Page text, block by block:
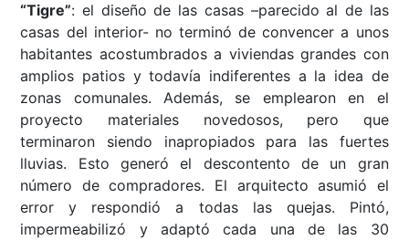
“Tigre”: el diseño de las casas –parecido al de las
casas del interior- no terminó de convencer a unos
habitantes acostumbrados a viviendas grandes con
amplios patios y todavía indiferentes a la idea de
zonas comunales. Además, se emplearon en el
proyecto materiales novedosos, pero que
terminaron siendo inapropiados para las fuertes
lluvias. Esto generó el descontento de un gran
número de compradores. El arquitecto asumió el
error y respondió a todas las quejas. Pintó,
impermeabilizó y adaptó cada una de las 30